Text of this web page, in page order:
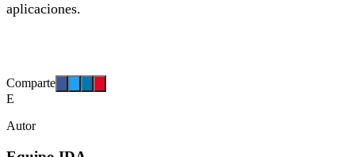
aplicaciones.
Comparte
E
Autor